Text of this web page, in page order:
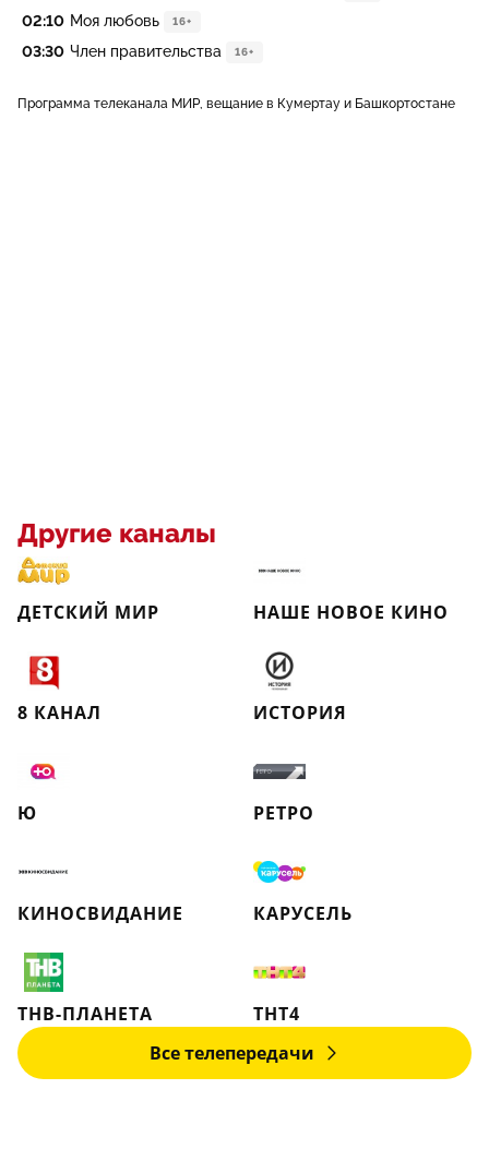
02:10 Моя любовь 16+
03:30 Член правительства 16+
Программа телеканала МИР, вещание в Кумертау и Башкортостане
Другие каналы
ДЕТСКИЙ МИР НАШЕ НОВОЕ КИНО
8 КАНАЛ ИСТОРИЯ
Ю РЕТРО
КИНОСВИДАНИЕ КАРУСЕЛЬ
ТНВ-ПЛАНЕТА
ТНТ4
Все телепередачи